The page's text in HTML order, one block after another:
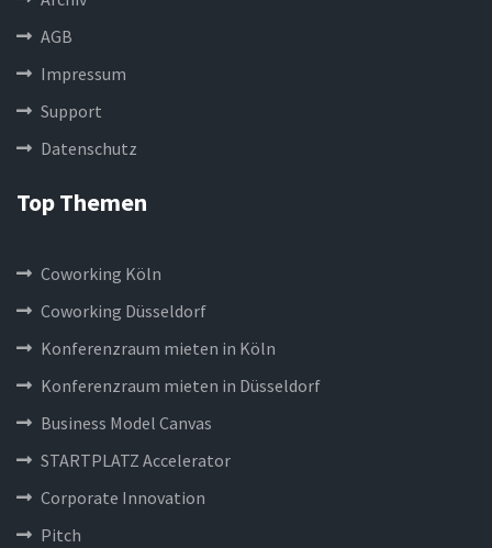
AGB
Impressum
Support
Datenschutz
Top Themen
Coworking Köln
Coworking Düsseldorf
Konferenzraum mieten in Köln
Konferenzraum mieten in Düsseldorf
Business Model Canvas
STARTPLATZ Accelerator
Corporate Innovation
Pitch